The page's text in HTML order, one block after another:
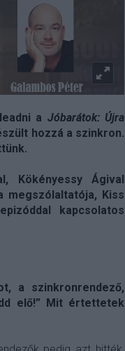
a Jóbarátok: Újra
hozzá a szinkron.
Kökényessy Ágival
megszólaltatója, Kiss
kapcsolatos
a szinkronrendező,
elő!” Mit értettetek